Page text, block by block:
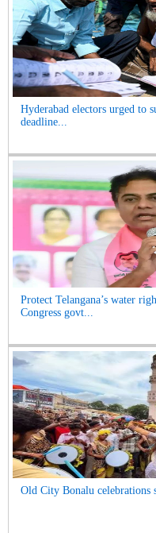
Hyderabad electors urged to
deadline...
Protect Telangana’s water
Congress govt...
Old City Bonalu celebrations